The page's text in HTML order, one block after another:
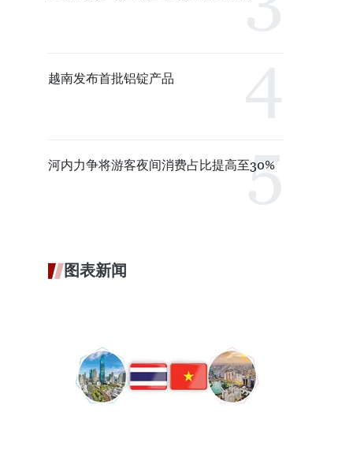
越南发布首批铝锭产品
河内力争将游客夜间消费占比提高至30%
图表新闻